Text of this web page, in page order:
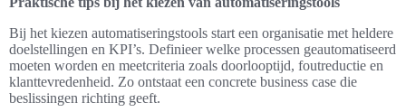
Bij het kiezen automatiseringstools start een organisatie met heldere
doelstellingen en KPI’s. Definieer welke processen geautomatiseerd
moeten worden en meetcriteria zoals doorlooptijd, foutreductie en
klanttevredenheid. Zo ontstaat een concrete business case die
beslissingen richting geeft.